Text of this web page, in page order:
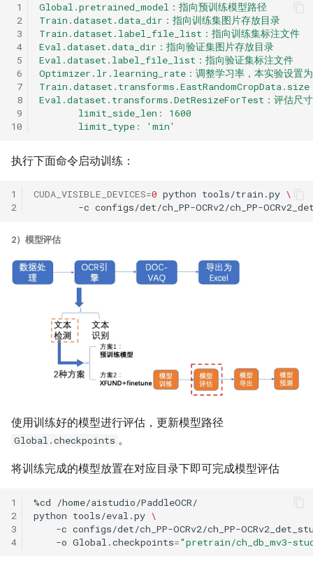
1
2
3
4
5
6
7
8
9
10
Global.pretrained_model：指向预训练模型路径
Train.dataset.data_dir：指向训练集图片存放目录
Train.dataset.label_file_list：指向训练集标注文件
Eval.dataset.data_dir：指向验证集图片存放目录
Eval.dataset.label_file_list：指向验证集标注文件
Optimizer.lr.learning_rate：调整学习率，本实验设置
Train.dataset.transforms.EastRandomCropData.size
Eval.dataset.transforms.DetResizeForTest：评估尺寸
limit_side_len :
1600
limit_type : 'min'
执行下面命令启动训练：
1
2
CUDA_VISIBLE_DEVICES=0 python tools/train.py \
-c
2）模型评估
使用训练好的模型进行评估，更新模型路径
Global.checkpoints 。
将训练完成的模型放置在对应目录下即可完成模型评估
1
2
3
4
%cd
python tools/eval.py \
-c configs/det/ch_PP-OCRv2/ch_PP-
-o Global.checkpoints="pretrain/ch_db_mv3-